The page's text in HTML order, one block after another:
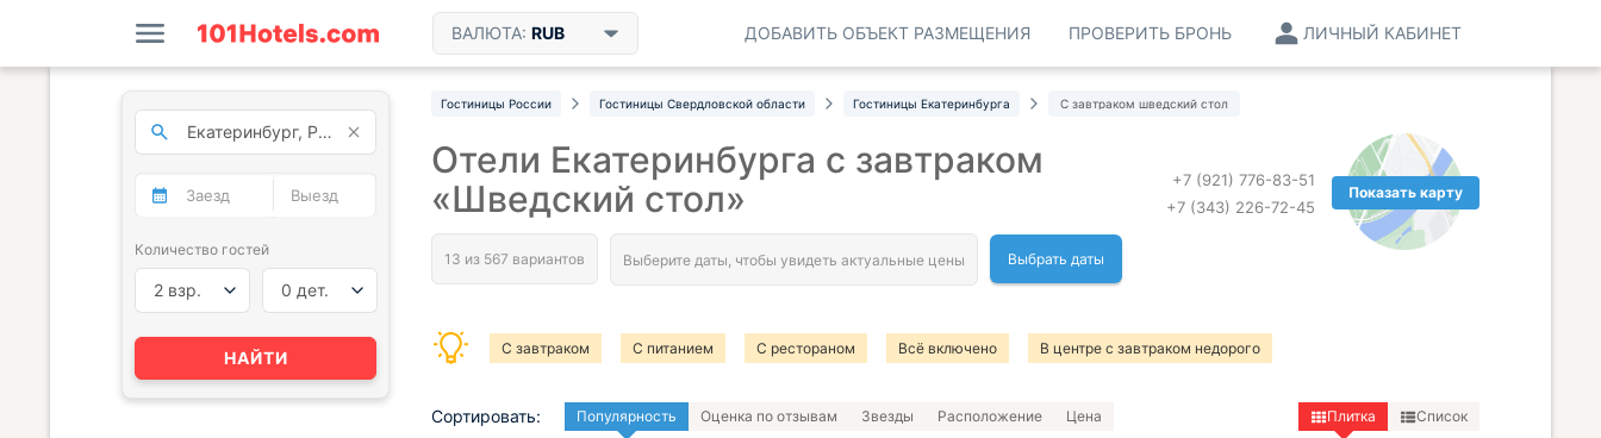
ВАЛЮТА: RUB ЛИЧНЫЙ КАБИНЕТ
ПРОВЕРИТЬ БРОНЬ
ДОБАВИТЬ ОБЪЕКТ РАЗМЕЩЕНИЯ
Гостиницы России Гостиницы Свердловской области Гостиницы Екатеринбурга С завтраком шведский стол
Показать карту
+7 (921) 776-83-51
+7 (343) 226-72-45
Отели Екатеринбурга с завтраком
«Шведский стол»
Выбрать даты
С завтраком С питанием С рестораном Всё включено В центре с завтраком недорого
Сортировать: Популярность Оценка по отзывам Звезды Расположение Цена Плитка Список
Количество гостей
2 взр. 0 дет.
НАЙТИ